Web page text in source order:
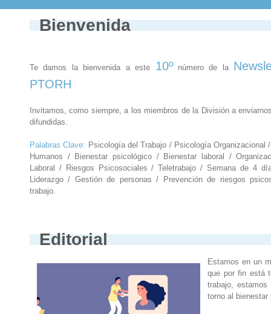
Bienvenida
Te damos la bienvenida a este 10ºnúmero de la
PTORH
Invitamos, como siempre, a los miembros de la División a
difundidas.
Palabras Clave: Psicología del Trabajo / Psicología Organizacional
Humanos / Bienestar psicológico / Bienestar laboral /
Laboral / Riesgos Psicosociales / Teletrabajo / Semana de 4
Liderazgo / Gestión de personas / Prevención de riesgos
trabajo.
Editorial
Estamos en un
que por fin está
trabajo,
torno al